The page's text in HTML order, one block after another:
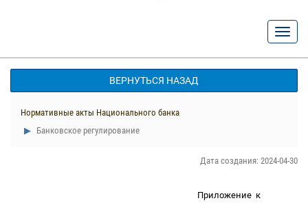
ВЕРНУТЬСЯ НАЗАД
Нормативные акты Национального банка
Банковское регулирование
Дата создания: 2024-04-30
Приложение к